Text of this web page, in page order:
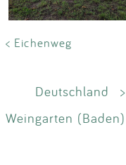
< Eichenweg
Deutschland >
Weingarten (Baden)